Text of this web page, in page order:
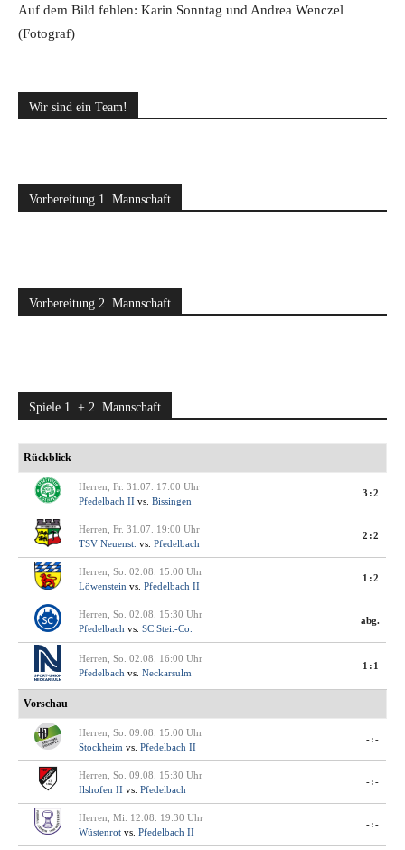
Auf dem Bild fehlen: Karin Sonntag und Andrea Wenczel
(Fotograf)
Wir sind ein Team!
Vorbereitung 1. Mannschaft
Vorbereitung 2. Mannschaft
Spiele 1. + 2. Mannschaft
Rückblick
Herren, Fr. 31.07. 17:00 Uhr
Pfedelbach II vs. Bissingen
3:2
Herren, Fr. 31.07. 19:00 Uhr
TSV Neuenst. vs. Pfedelbach
2:2
Herren, So. 02.08. 15:00 Uhr
Löwenstein vs. Pfedelbach II
1:2
Herren, So. 02.08. 15:30 Uhr
Pfedelbach vs. SC Stei.-Co.
abg.
Herren, So. 02.08. 16:00 Uhr
Pfedelbach vs. Neckarsulm
1:1
Vorschau
Herren, So. 09.08. 15:00 Uhr
Stockheim vs. Pfedelbach II
-:-
Herren, So. 09.08. 15:30 Uhr
Ilshofen II vs. Pfedelbach
-:-
Herren, Mi. 12.08. 19:30 Uhr
Wüstenrot vs. Pfedelbach II
-:-